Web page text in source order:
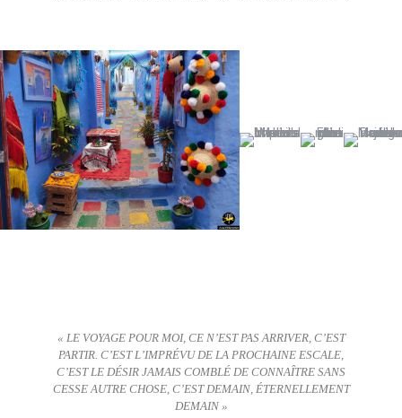
« LE VOYAGE POUR MOI, CE N’EST PAS ARRIVER, C’EST
PARTIR. C’EST L’IMPRÉVU DE LA PROCHAINE ESCALE,
C’EST LE DÉSIR JAMAIS COMBLÉ DE CONNAÎTRE SANS
CESSE AUTRE CHOSE, C’EST DEMAIN, ÉTERNELLEMENT
DEMAIN »